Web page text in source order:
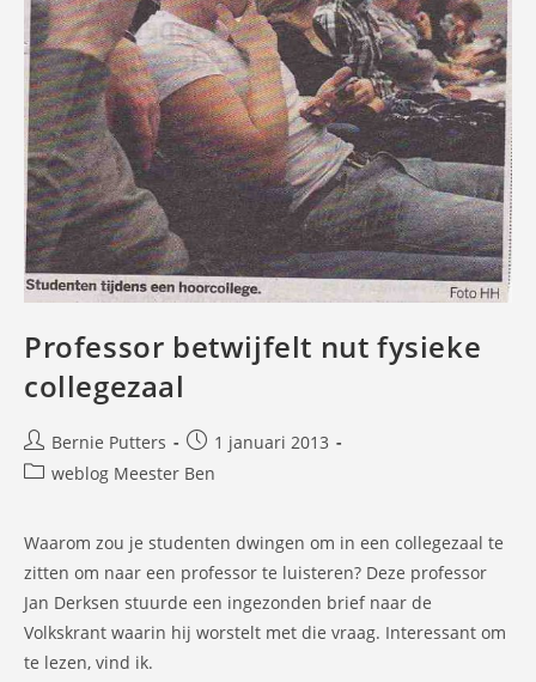
Professor betwijfelt nut fysieke
collegezaal
Bericht
auteur:
Bernie Putters
Bericht
gepubliceerd
1 januari 2013
Berichtcategorie:
weblog Meester Ben
Waarom zou je studenten dwingen om in een collegezaal te
zitten om naar een professor te luisteren? Deze professor
Jan Derksen stuurde een ingezonden brief naar de
Volkskrant waarin hij worstelt met die vraag. Interessant om
te lezen, vind ik.